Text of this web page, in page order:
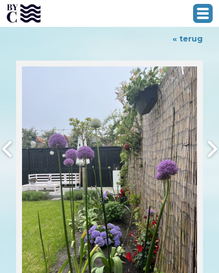
« terug